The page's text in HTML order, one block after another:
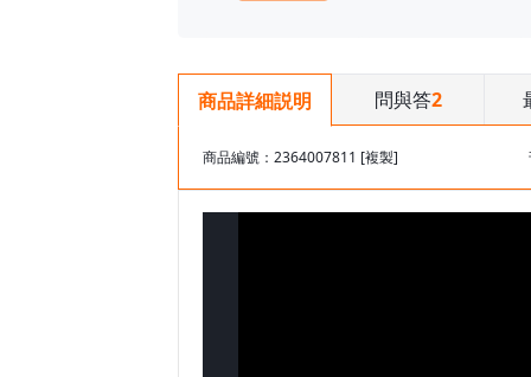
商品詳細説明 問與答2
商品編號：2364007811 [複製]